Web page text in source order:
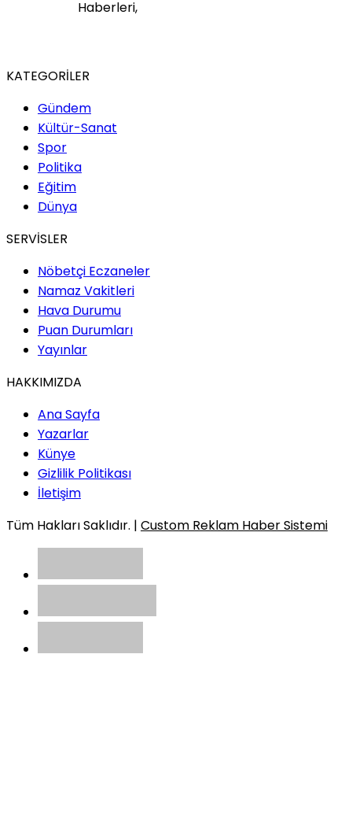
KATEGORİLER
Gündem
Kültür-Sanat
Spor
Politika
Eğitim
Dünya
SERVİSLER
Nöbetçi Eczaneler
Namaz Vakitleri
Hava Durumu
Puan Durumları
Yayınlar
HAKKIMIZDA
Ana Sayfa
Yazarlar
Künye
Gizlilik Politikası
İletişim
Tüm Hakları Saklıdır. | Custom Reklam Haber Sistemi